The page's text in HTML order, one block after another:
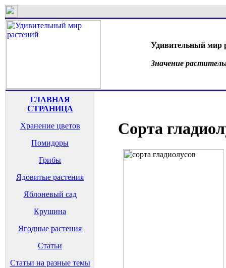
Удивительный мир
Значение
ГЛАВНАЯ
СТРАНИЦА
Хранение цветов
Помидоры
Грибы
Ядовитые растения
Яблоневый сад
Крушина
Ягодные растения
Статьи
Статьи на разные темы
Сорта